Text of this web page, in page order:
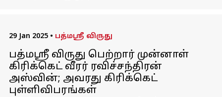
29 Jan 2025 • பத்மஸ்ரீ விருது
பத்மஸ்ரீ விருது பெற்றார் முன்னாள்
கிரிக்கெட் வீரர் ரவிச்சந்திரன்
அஸ்வின்; அவரது கிரிக்கெட்
புள்ளிவிபரங்கள்